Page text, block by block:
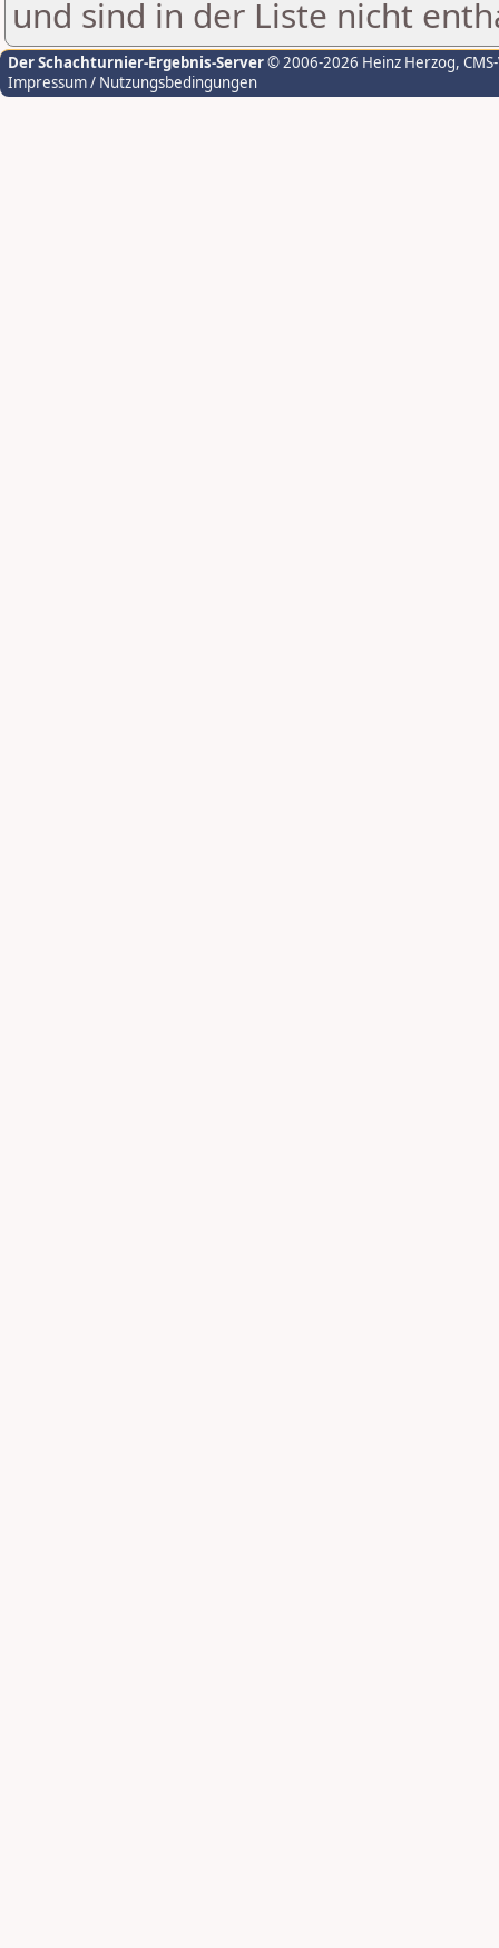
und sind in der Liste nicht
Der Schachturnier-Ergebnis-Server© 2006-2026 Heinz Herzog,
Impressum / Nutzungsbedingungen